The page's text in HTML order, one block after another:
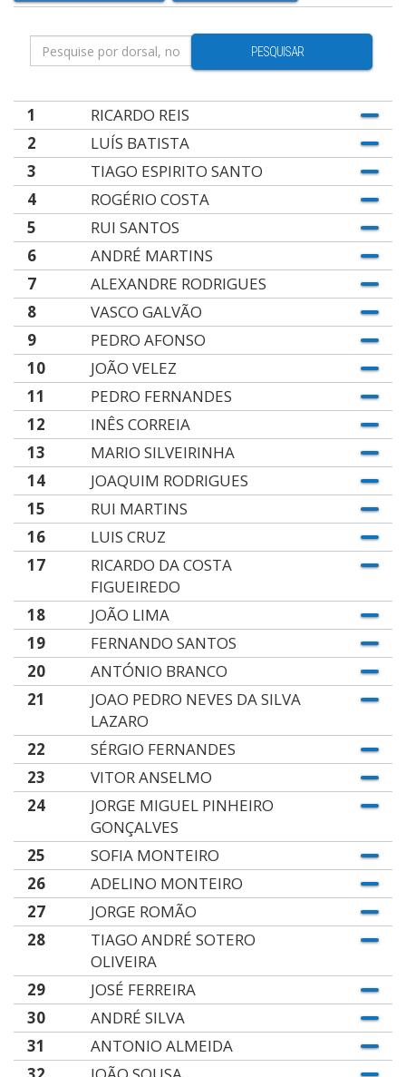
PESQUISAR
1
RICARDO REIS
2
LUÍS BATISTA
3
TIAGO ESPIRITO SANTO
4
ROGÉRIO COSTA
5
RUI SANTOS
6
ANDRÉ MARTINS
7
ALEXANDRE RODRIGUES
8
VASCO GALVÃO
9
PEDRO AFONSO
10
JOÃO VELEZ
11
PEDRO FERNANDES
12
INÊS CORREIA
13
MARIO SILVEIRINHA
14
JOAQUIM RODRIGUES
15
RUI MARTINS
16
LUIS CRUZ
17
RICARDO DA COSTA
FIGUEIREDO
18
JOÃO LIMA
19
FERNANDO SANTOS
20
ANTÓNIO BRANCO
21
JOAO PEDRO NEVES DA SILVA
LAZARO
22
SÉRGIO FERNANDES
23
VITOR ANSELMO
24
JORGE MIGUEL PINHEIRO
GONÇALVES
25
SOFIA MONTEIRO
26
ADELINO MONTEIRO
27
JORGE ROMÃO
28
TIAGO ANDRÉ SOTERO
OLIVEIRA
29
JOSÉ FERREIRA
30
ANDRÉ SILVA
31
ANTONIO ALMEIDA